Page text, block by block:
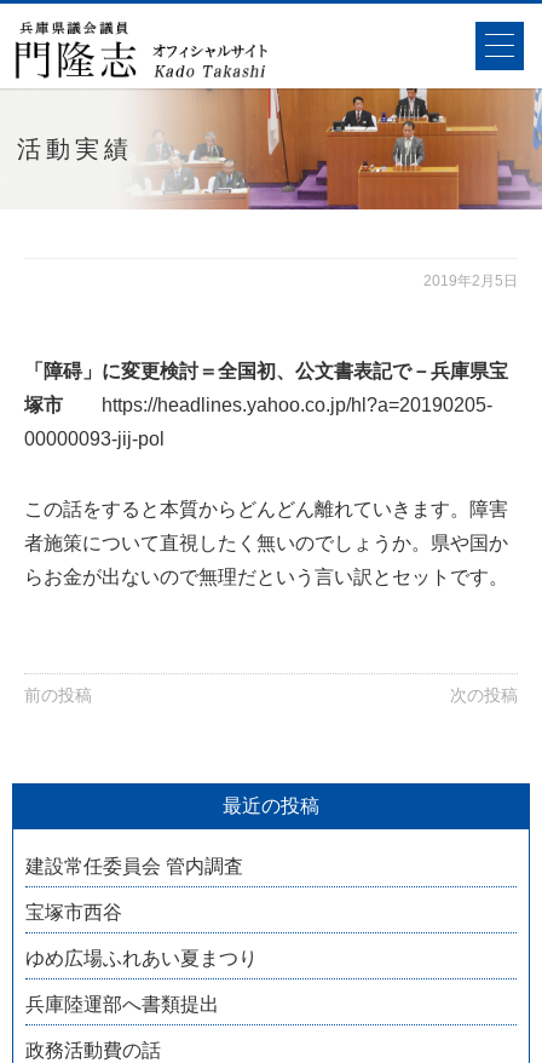
活動実績
2019年2月5日
「障碍」に変更検討＝全国初、公文書表記で－兵庫県宝
塚市
https://headlines.yahoo.co.jp/hl?a=20190205-
00000093-jij-pol
この話をすると本質からどんどん離れていきます。障害
者施策について直視したく無いのでしょうか。県や国か
らお金が出ないので無理だという言い訳とセットです。
前の投稿 次の投稿
最近の投稿
建設常任委員会 管内調査
宝塚市西谷
ゆめ広場ふれあい夏まつり
兵庫陸運部へ書類提出
政務活動費の話